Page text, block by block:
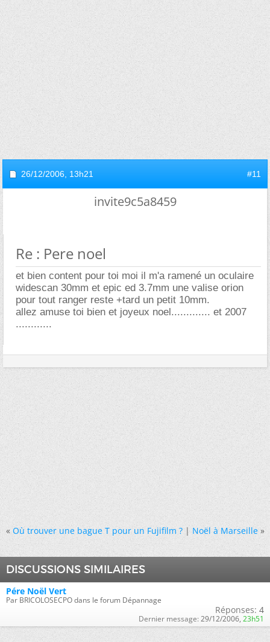
26/12/2006, 13h21 #11
invite9c5a8459
Re : Pere noel
et bien content pour toi moi il m'a ramené un oculaire
widescan 30mm et epic ed 3.7mm une valise orion
pour tout ranger reste +tard un petit 10mm.
allez amuse toi bien et joyeux noel............. et 2007
............
« Où trouver une bague T pour un Fujifilm ?|Noël à Marseille »
DISCUSSIONS SIMILAIRES
Pére Noël Vert
Par BRICOLOSECPO dans le forum Dépannage
Réponses: 4
Dernier message: 29/12/2006, 23h51